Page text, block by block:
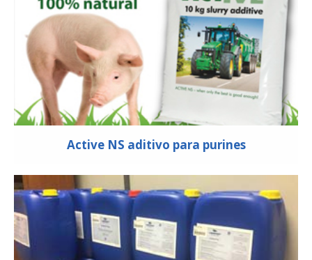
Active NS aditivo para purines